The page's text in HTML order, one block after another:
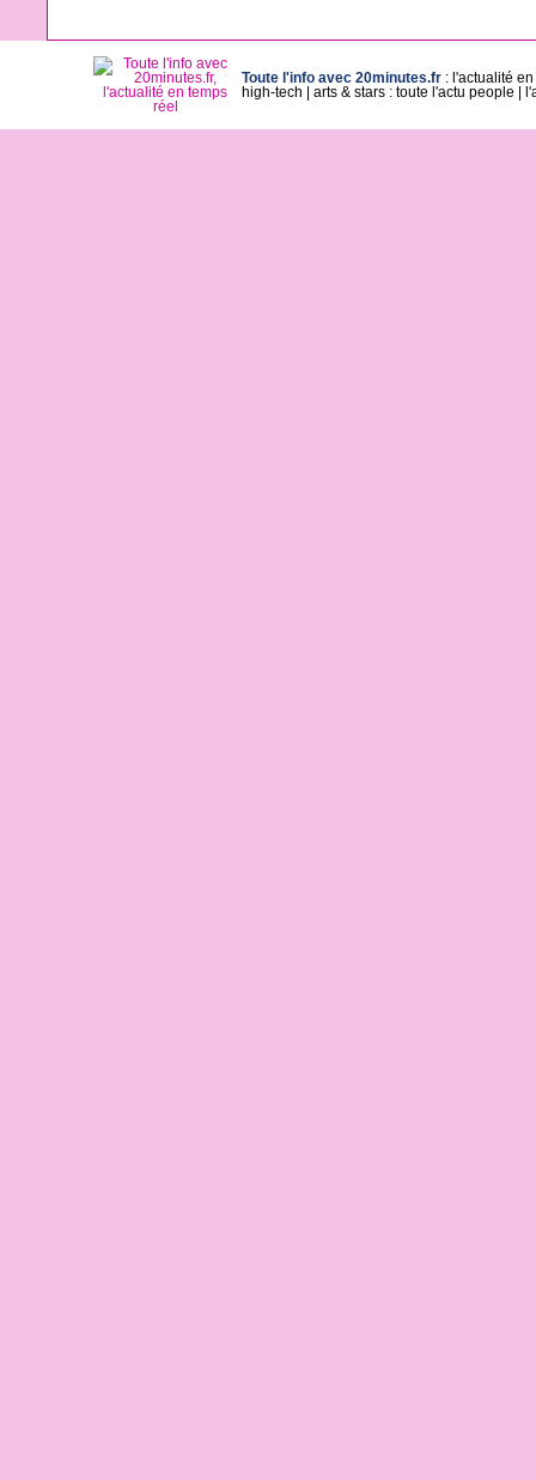
Toute l'info avec 20minutes.fr : l'actualité
high-tech
arts & stars : toute l'actu people